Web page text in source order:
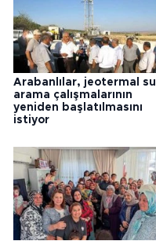
Arabanlılar, jeotermal su
arama çalışmalarının
yeniden başlatılmasını
istiyor